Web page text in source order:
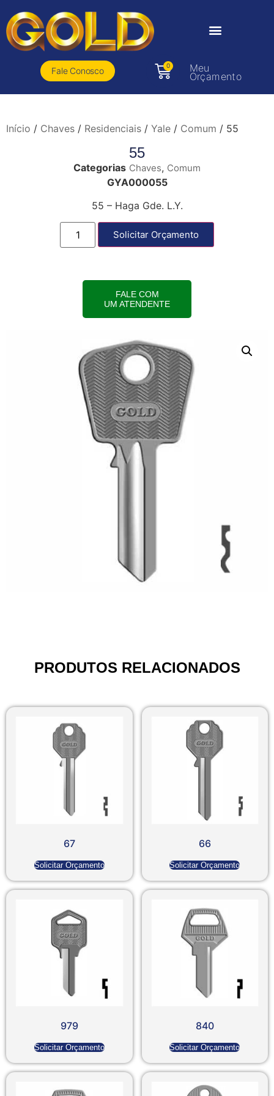
Fale Conosco
0 Meu
Orçamento
Início / Chaves / Residenciais / Yale / Comum / 55
55
Categorias Chaves, Comum
GYA000055
55 – Haga Gde. L.Y.
Solicitar Orçamento
FALE COM
UM ATENDENTE
PRODUTOS RELACIONADOS
67
Solicitar Orçamento
66
Solicitar Orçamento
979
Solicitar Orçamento
840
Solicitar Orçamento